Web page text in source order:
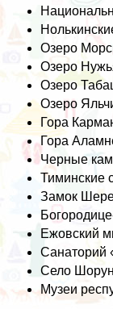
Озеро
Озеро
Озеро
Озеро
Гора
Гора
Черные
Тиминские
Замок
Ежовский
Санаторий
Село
Музеи